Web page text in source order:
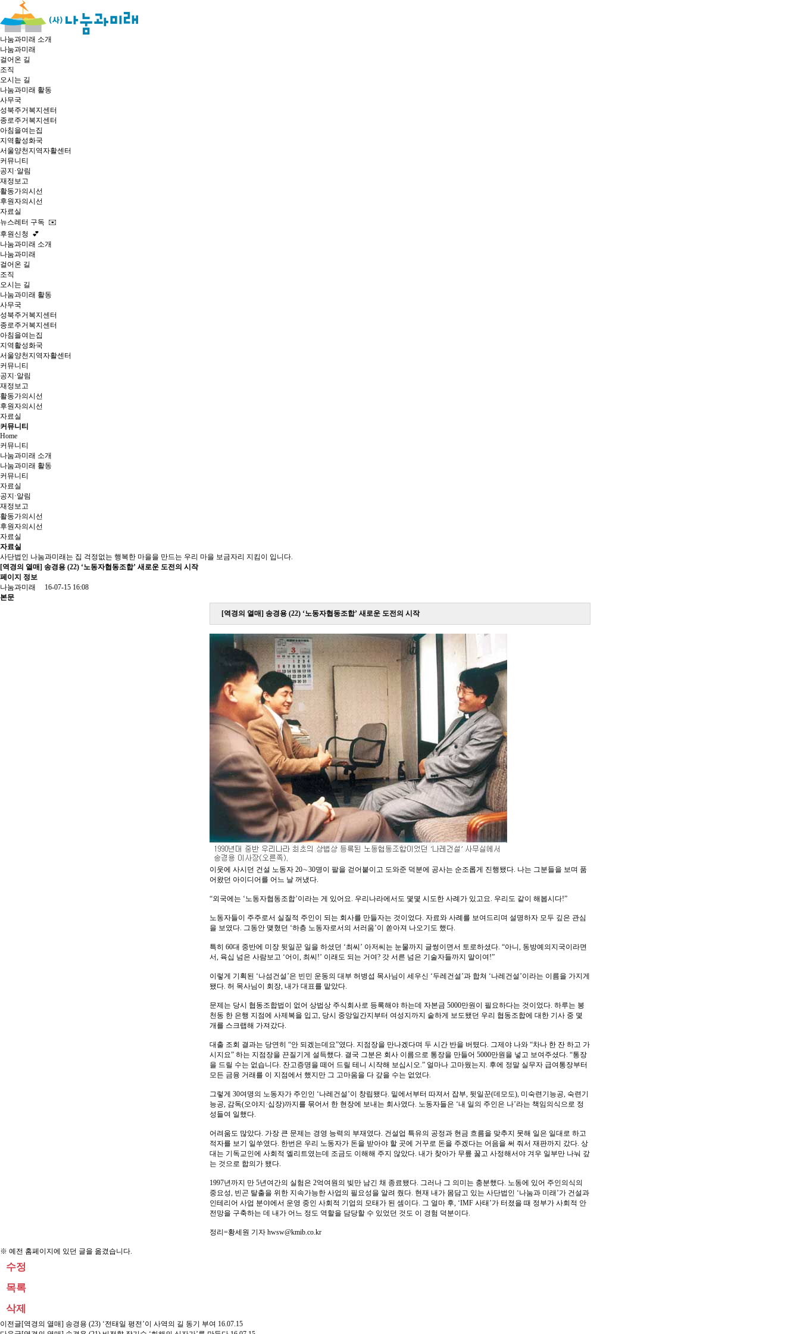
나눔과미래 소개
나눔과미래
걸어온 길
조직
오시는 길
나눔과미래 활동
사무국
성북주거복지센터
종로주거복지센터
아침을여는집
지역활성화국
서울양천지역자활센터
커뮤니티
공지·알림
재정보고
활동가의시선
후원자의시선
자료실
뉴스레터 구독 ✉️
후원신청 💕
나눔과미래 소개
나눔과미래
걸어온 길
조직
오시는 길
나눔과미래 활동
사무국
성북주거복지센터
종로주거복지센터
아침을여는집
지역활성화국
서울양천지역자활센터
커뮤니티
공지·알림
재정보고
활동가의시선
후원자의시선
자료실
커뮤니티
Home
커뮤니티
나눔과미래 소개
나눔과미래 활동
커뮤니티
자료실
공지·알림
재정보고
활동가의시선
후원자의시선
자료실
자료실
사단법인 나눔과미래는 집 걱정없는 행복한 마을을 만드는 우리 마을 보금자리 지킴이 입니다.
[역경의 열매] 송경용 (22) ‘노동자협동조합’ 새로운 도전의 시작
페이지 정보
나눔과미래
16-07-15 16:08
본문
[역경의 열매] 송경용 (22) ‘노동자협동조합’ 새로운 도전의 시작
이웃에 사시던 건설 노동자 20∼30명이 팔을 걷어붙이고 도와준 덕분에 공사는 순조롭게 진행됐다. 나는 그분들을 보며 품
어왔던 아이디어를 어느 날 꺼냈다.
“외국에는 ‘노동자협동조합’이라는 게 있어요. 우리나라에서도 몇몇 시도한 사례가 있고요. 우리도 같이 해봅시다!”
노동자들이 주주로서 실질적 주인이 되는 회사를 만들자는 것이었다. 자료와 사례를 보여드리며 설명하자 모두 깊은 관심
을 보였다. 그동안 맺혔던 ‘하층 노동자로서의 서러움’이 쏟아져 나오기도 했다.
특히 60대 중반에 미장 뒷일꾼 일을 하셨던 ‘최씨’ 아저씨는 눈물까지 글썽이면서 토로하셨다. “아니, 동방예의지국이라면
서, 육십 넘은 사람보고 ‘어이, 최씨!’ 이래도 되는 거여? 갓 서른 넘은 기술자들까지 말이여!”
이렇게 기획된 ‘나섬건설’은 빈민 운동의 대부 허병섭 목사님이 세우신 ‘두레건설’과 합쳐 ‘나레건설’이라는 이름을 가지게
됐다. 허 목사님이 회장, 내가 대표를 맡았다.
문제는 당시 협동조합법이 없어 상법상 주식회사로 등록해야 하는데 자본금 5000만원이 필요하다는 것이었다. 하루는 봉
천동 한 은행 지점에 사제복을 입고, 당시 중앙일간지부터 여성지까지 숱하게 보도됐던 우리 협동조합에 대한 기사 중 몇
개를 스크랩해 가져갔다.
대출 조회 결과는 당연히 “안 되겠는데요”였다. 지점장을 만나겠다며 두 시간 반을 버텼다. 그제야 나와 “차나 한 잔 하고 가
시지요” 하는 지점장을 끈질기게 설득했다. 결국 그분은 회사 이름으로 통장을 만들어 5000만원을 넣고 보여주셨다. “통장
을 드릴 수는 없습니다. 잔고증명을 떼어 드릴 테니 시작해 보십시오.” 얼마나 고마웠는지. 후에 정말 실무자 급여통장부터
모든 금융 거래를 이 지점에서 했지만 그 고마움을 다 갚을 수는 없었다.
그렇게 30여명의 노동자가 주인인 ‘나레건설’이 창립됐다. 밑에서부터 따져서 잡부, 뒷일꾼(데모도), 미숙련기능공, 숙련기
능공, 감독(오야지·십장)까지를 묶어서 한 현장에 보내는 회사였다. 노동자들은 ‘내 일의 주인은 나’라는 책임의식으로 정
성들여 일했다.
어려움도 많았다. 가장 큰 문제는 경영 능력의 부재였다. 건설업 특유의 공정과 현금 흐름을 맞추지 못해 일은 일대로 하고
적자를 보기 일쑤였다. 한번은 우리 노동자가 돈을 받아야 할 곳에 거꾸로 돈을 주겠다는 어음을 써 줘서 재판까지 갔다. 상
대는 기독교인에 사회적 엘리트였는데 조금도 이해해 주지 않았다. 내가 찾아가 무릎 꿇고 사정해서야 겨우 일부만 나눠 갚
는 것으로 합의가 됐다.
1997년까지 만 5년여간의 실험은 2억여원의 빚만 남긴 채 종료됐다. 그러나 그 의미는 충분했다. 노동에 있어 주인의식의
중요성, 빈곤 탈출을 위한 지속가능한 사업의 필요성을 알려 줬다. 현재 내가 몸담고 있는 사단법인 ‘나눔과 미래’가 건설과
인테리어 사업 분야에서 운영 중인 사회적 기업의 모태가 된 셈이다. 그 얼마 후, ‘IMF 사태’가 터졌을 때 정부가 사회적 안
전망을 구축하는 데 내가 어느 정도 역할을 담당할 수 있었던 것도 이 경험 덕분이다.
정리=황세원 기자 hwsw@kmib.co.kr
※ 예전 홈페이지에 있던 글을 옮겼습니다.
수정
목록
삭제
이전글[역경의 열매] 송경용 (23) ‘전태일 평전’이 사역의 길 동기 부여 16.07.15